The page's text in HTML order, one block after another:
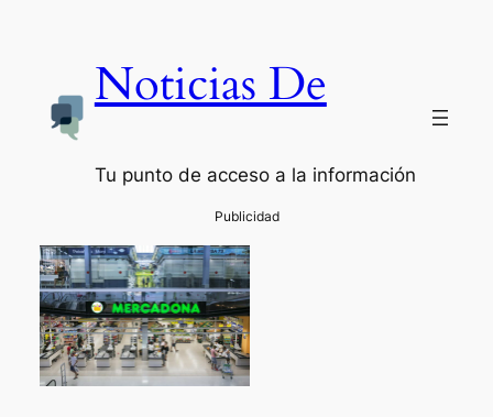
Noticias De
Tu punto de acceso a la información